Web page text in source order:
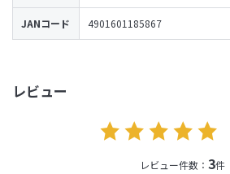
レビュー
レビュー件数： 3件
JANコード 4901601185867